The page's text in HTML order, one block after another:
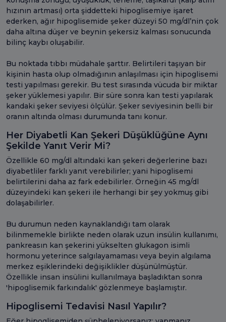
hızının artması) orta şiddetteki hipoglisemiye işaret
ederken, ağır hipoglisemide şeker düzeyi 50 mg/dl’nin çok
daha altına düşer ve beynin şekersiz kalması sonucunda
bilinç kaybı oluşabilir.
Bu noktada tıbbı müdahale şarttır. Belirtileri taşıyan bir
kişinin hasta olup olmadığının anlaşılması için hipoglisemi
testi yapılması gerekir. Bu test sırasında vücuda bir miktar
şeker yüklemesi yapılır. Bir süre sonra kan testi yapılarak
kandaki şeker seviyesi ölçülür. Şeker seviyesinin belli bir
oranın altında olması durumunda tanı konur.
Her Diyabetli Kan Şekeri Düşüklüğüne Aynı
Şekilde Yanıt Verir Mi?
Özellikle 60 mg/dl altındaki kan şekeri değerlerine bazı
diyabetliler farklı yanıt verebilirler; yani hipoglisemi
belirtilerini daha az fark edebilirler. Örneğin 45 mg/dl
düzeyindeki kan şekeri ile herhangi bir şey yokmuş gibi
dolaşabilirler.
Bu durumun neden kaynaklandığı tam olarak
bilinmemekle birlikte neden olarak uzun insülin kullanımı,
pankreasın kan şekerini yükselten glukagon isimli
hormonu yeterince salgılayamaması veya beyin algılama
merkez eşiklerindeki değişiklikler düşünülmüştür.
Özellikle insan insülini kullanılmaya başladıktan sonra
'hipoglisemik farkındalık' gözlenmeye başlamıştır.
Hipoglisemi Tedavisi Nasıl Yapılır?